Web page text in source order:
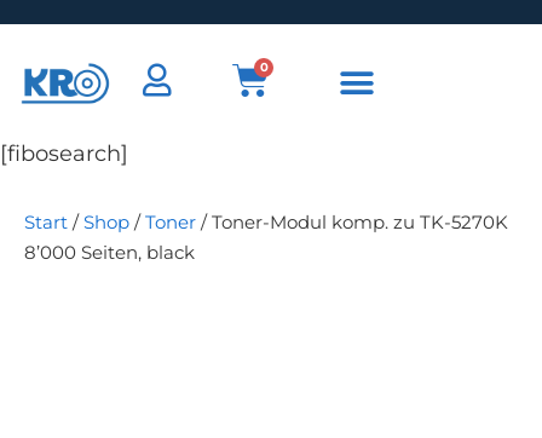
0
[fibosearch]
Start /Shop /Toner / Toner-Modul komp. zu TK-5270K
8’000 Seiten, black